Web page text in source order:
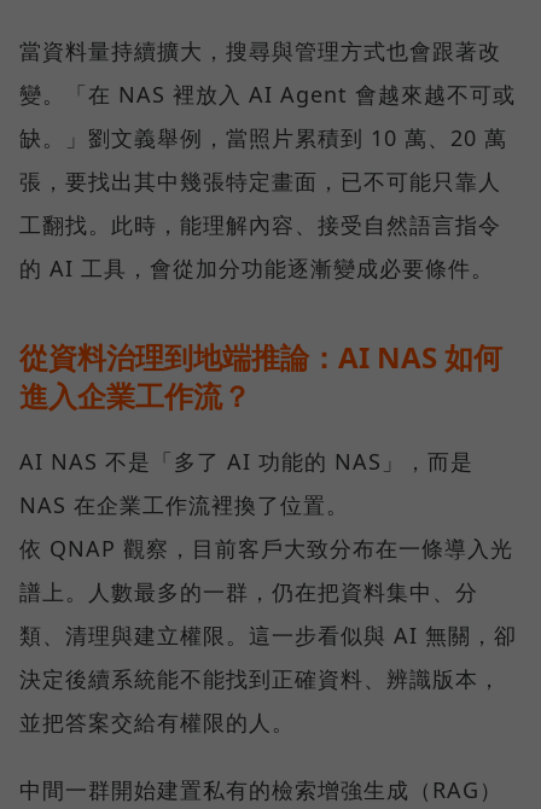
當資料量持續擴大，搜尋與管理方式也會跟著改
變。「在 NAS 裡放入 AI Agent 會越來越不可或
缺。」劉文義舉例，當照片累積到 10 萬、20 萬
張，要找出其中幾張特定畫面，已不可能只靠人
工翻找。此時，能理解內容、接受自然語言指令
的 AI 工具，會從加分功能逐漸變成必要條件。
從資料治理到地端推論：AI NAS 如何
進入企業工作流？
AI NAS 不是「多了 AI 功能的 NAS」，而是
NAS 在企業工作流裡換了位置。
依 QNAP 觀察，目前客戶大致分布在一條導入光
譜上。人數最多的一群，仍在把資料集中、分
類、清理與建立權限。這一步看似與 AI 無關，卻
決定後續系統能不能找到正確資料、辨識版本，
並把答案交給有權限的人。
中間一群開始建置私有的檢索增強生成（RAG）